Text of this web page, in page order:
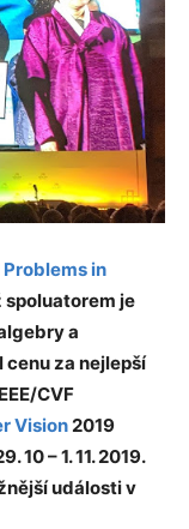
in
spoluatorem je
a
cenu za nejlepší
CVF
Vision 2019
10 – 1. 11. 2019.
události v